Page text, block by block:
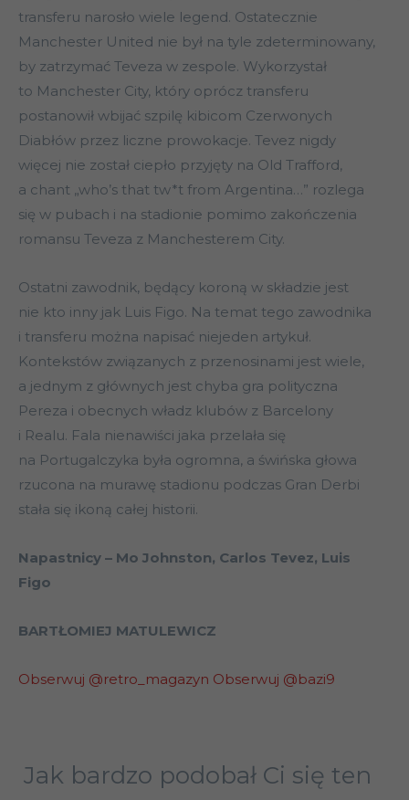
transferu narosło wiele legend. Ostatecznie
Manchester United nie był na tyle zdeterminowany,
by zatrzymać Teveza w zespole. Wykorzystał
to Manchester City, który oprócz transferu
postanowił wbijać szpilę kibicom Czerwonych
Diabłów przez liczne prowokacje. Tevez nigdy
więcej nie został ciepło przyjęty na Old Trafford,
a chant „who’s that tw*t from Argentina…” rozlega
się w pubach i na stadionie pomimo zakończenia
romansu Teveza z Manchesterem City.
Ostatni zawodnik, będący koroną w składzie jest
nie kto inny jak Luis Figo. Na temat tego zawodnika
i transferu można napisać niejeden artykuł.
Kontekstów związanych z przenosinami jest wiele,
a jednym z głównych jest chyba gra polityczna
Pereza i obecnych władz klubów z Barcelony
i Realu. Fala nienawiści jaka przelała się
na Portugalczyka była ogromna, a świńska głowa
rzucona na murawę stadionu podczas Gran Derbi
stała się ikoną całej historii.
Napastnicy – Mo Johnston, Carlos Tevez, Luis
Figo
BARTŁOMIEJ MATULEWICZ
Obserwuj @retro_magazyn Obserwuj @bazi9
Jak bardzo podobał Ci się ten